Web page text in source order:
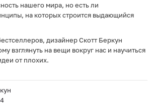
нашего мира, но есть ли
на которых строится выдающийся
дизайнер Скотт Беркун
взглянуть на вещи вокруг нас и научиться
от плохих.